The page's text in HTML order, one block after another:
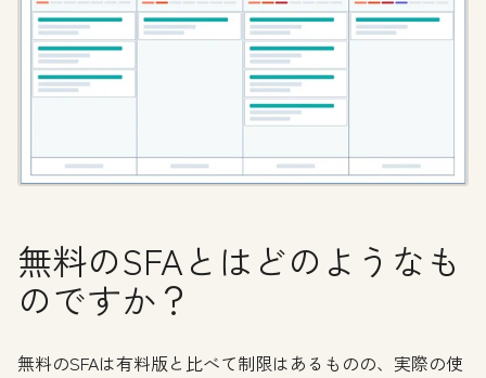
無料のSFAとはどのようなも
のですか？
無料のSFAは有料版と比べて制限はあるものの、実際の使